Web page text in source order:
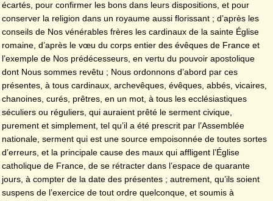
écartés, pour confirmer les bons dans leurs dispositions, et pour
conserver la religion dans un royaume aussi florissant ; d’après les
conseils de Nos vénérables frères les cardinaux de la sainte Église
romaine, d’après le vœu du corps entier des évêques de France et
l’exemple de Nos prédécesseurs, en vertu du pouvoir apostolique
dont Nous sommes revêtu ; Nous ordonnons d’abord par ces
présentes, à tous cardinaux, archevêques, évêques, abbés, vicaires,
chanoines, curés, prêtres, en un mot, à tous les ecclésiastiques
séculiers ou réguliers, qui auraient prêté le serment civique,
purement et simplement, tel qu’il a été prescrit par l’Assemblée
nationale, serment qui est une source empoisonnée de toutes sortes
d’erreurs, et la principale cause des maux qui affligent l’Église
catholique de France, de se rétracter dans l’espace de quarante
jours, à compter de la date des présentes ; autrement, qu’ils soient
suspens de l’exercice de tout ordre quelconque, et soumis à